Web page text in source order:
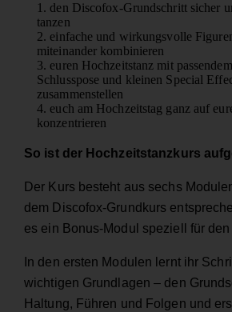
den Discofox-Grundschritt sicher
tanzen
einfache und wirkungsvolle
miteinander kombinieren
euren Hochzeitstanz mit
Schlusspose und kleinen Special
zusammenstellen
euch am Hochzeitstag ganz auf
konzentrieren
So ist der Hochzeitstanzkurs
Der Kurs besteht aus sechs
dem Discofox-Grundkurs
es ein Bonus-Modul speziell für
In den ersten Modulen lernt ihr
wichtigen Grundlagen – den
Haltung, Führen und Folgen und